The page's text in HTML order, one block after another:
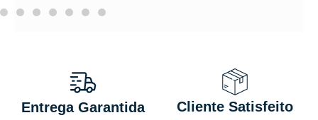
Entrega Garantida Cliente Satisfeito